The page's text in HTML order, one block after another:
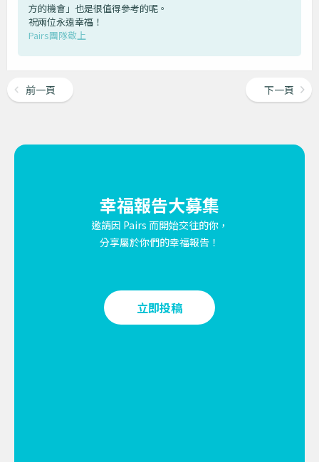
方的機會」也是很值得參考的呢。
祝兩位永遠幸福！
Pairs團隊敬上
前一頁 下一頁
幸福報告大募集
邀請因 Pairs 而開始交往的你，
分享屬於你們的幸福報告！
立即投稿